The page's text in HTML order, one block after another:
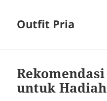
Outfit Pria
untuk